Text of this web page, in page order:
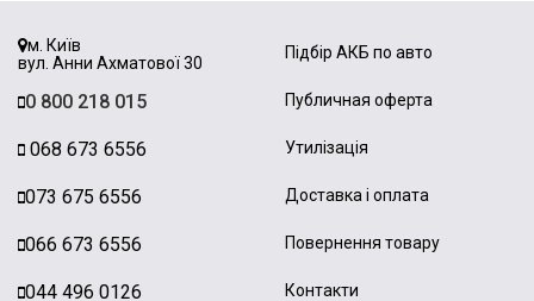
м. Київ
вул. Анни Ахматової 30
0 800 218 015
068 673 6556
073 675 6556
066 673 6556
044 496 0126
Підбір АКБ по авто
Публичная оферта
Утилізація
Доставка і оплата
Повернення товару
Контакти